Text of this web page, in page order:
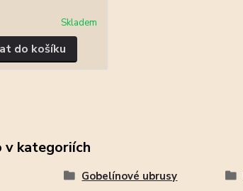
Skladem
do košíku
v kategoriích
Gobelínové ubrusy